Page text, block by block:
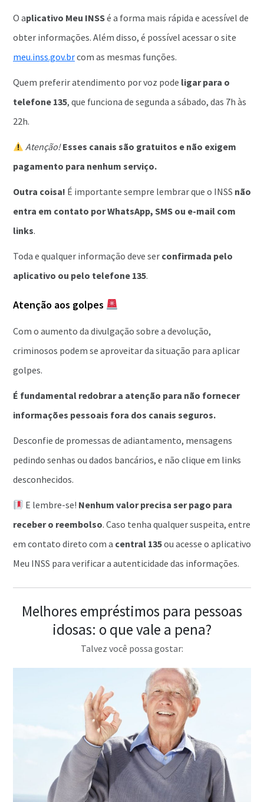
O aplicativo Meu INSSé a forma mais rápida e acessível de
obter informações. Além disso, é possível acessar o site
meu.inss.gov.brcom as mesmas funções.
Quem preferir atendimento por voz pode ligar para o
telefone 135, que funciona de segunda a sábado, das 7h às
22h.
Atenção!Esses canais são gratuitos e não exigem
pagamento para nenhum serviço.
Outra coisa! É importante sempre lembrar que o INSS não
entra em contato por WhatsApp, SMS ou e-mail com
links.
Toda e qualquer informação deve ser confirmada pelo
aplicativo ou pelo telefone 135.
Atenção aos golpes
Com o aumento da divulgação sobre a devolução,
criminosos podem se aproveitar da situação para aplicar
golpes.
É fundamental redobrar a atenção para não fornecer
informações pessoais fora dos canais seguros.
Desconfie de promessas de adiantamento, mensagens
pedindo senhas ou dados bancários, e não clique em links
desconhecidos.
E lembre-se! Nenhum valor precisa ser pago para
receber o reembolso. Caso tenha qualquer suspeita, entre
em contato direto com a central 135ou acesse o aplicativo
Meu INSS para verificar a autenticidade das informações.
Melhores empréstimos para pessoas
idosas: o que vale a pena?
Talvez você possa gostar: